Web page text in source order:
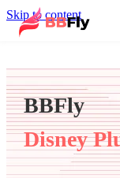
Skip to content
BBFly
Disney